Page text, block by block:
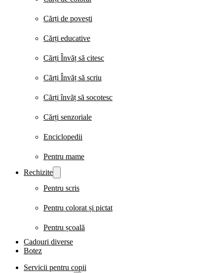
Cărți de povești
Cărți educative
Cărți Învăț să citesc
Cărți Învăț să scriu
Cărți învăț să socotesc
Cărți senzoriale
Enciclopedii
Pentru mame
Rechizite
Pentru scris
Pentru colorat și pictat
Pentru școală
Cadouri diverse
Botez
Servicii pentru copii